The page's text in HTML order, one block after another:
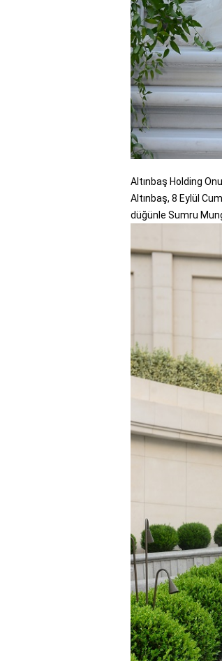
Altınbaş Holding
Altınbaş, 8 Eylül
düğünle Sumru